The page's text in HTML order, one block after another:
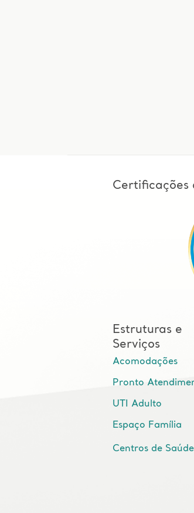
Certificações
Estruturas e
Serviços
Acomodações
Pronto
UTI Adulto
Espaço Família
Centros de Saúde